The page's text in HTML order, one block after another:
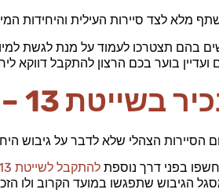
מלא לצד סיירות העילית והיחידות
בהם תצטרכו לעמוד על מנת לגשת
בוער בכם הרצון להתקבל דווקא
בשייטת 13 –
הצהלי שלא לדבר על גיבוש
בפני דרך נוספת להתקבל לשייטת 13
הגיבוש שתפגשו במועד הקרוב ולו